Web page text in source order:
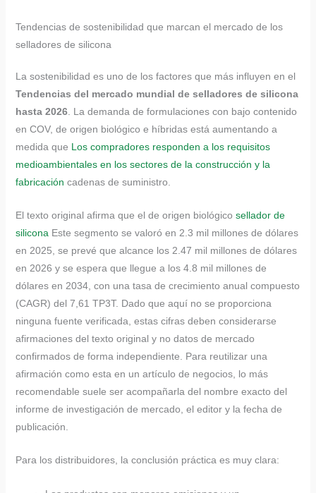
Tendencias de sostenibilidad que marcan el mercado de los
selladores de silicona
La sostenibilidad es uno de los factores que más influyen en el
Tendencias del mercado mundial de selladores de silicona
hasta 2026. La demanda de formulaciones con bajo contenido
en COV, de origen biológico e híbridas está aumentando a
medida que Los compradores responden a los requisitos
medioambientales en los sectores de la construcción y la
fabricación cadenas de suministro.
El texto original afirma que el de origen biológico sellador de
silicona Este segmento se valoró en 2.3 mil millones de dólares
en 2025, se prevé que alcance los 2.47 mil millones de dólares
en 2026 y se espera que llegue a los 4.8 mil millones de
dólares en 2034, con una tasa de crecimiento anual compuesto
(CAGR) del 7,61 TP3T. Dado que aquí no se proporciona
ninguna fuente verificada, estas cifras deben considerarse
afirmaciones del texto original y no datos de mercado
confirmados de forma independiente. Para reutilizar una
afirmación como esta en un artículo de negocios, lo más
recomendable suele ser acompañarla del nombre exacto del
informe de investigación de mercado, el editor y la fecha de
publicación.
Para los distribuidores, la conclusión práctica es muy clara: